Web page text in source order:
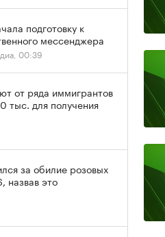
подготовку к
мессенджера
00:39
от ряда иммигрантов
тыс. для получения
за обилие розовых
назвав это